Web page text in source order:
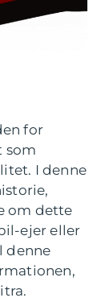
for
som
I denne
om dette
ejer eller
denne